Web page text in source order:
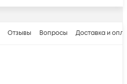
Отзывы Вопросы Доставка и